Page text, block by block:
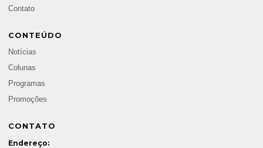
Contato
CONTEÚDO
Notícias
Colunas
Programas
Promoções
CONTATO
Endereço: